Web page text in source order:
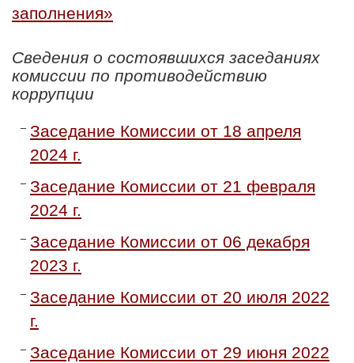
заполнения»
Сведения о состоявшихся заседаниях
комиссии по противодействию
коррупции
Заседание Комиссии от 18 апреля
2024 г.
Заседание Комиссии от 21 февраля
2024 г.
Заседание Комиссии от 06 декабря
2023 г.
Заседание Комиссии от 20 июля 2022
г.
Заседание Комиссии от 29 июня 2022